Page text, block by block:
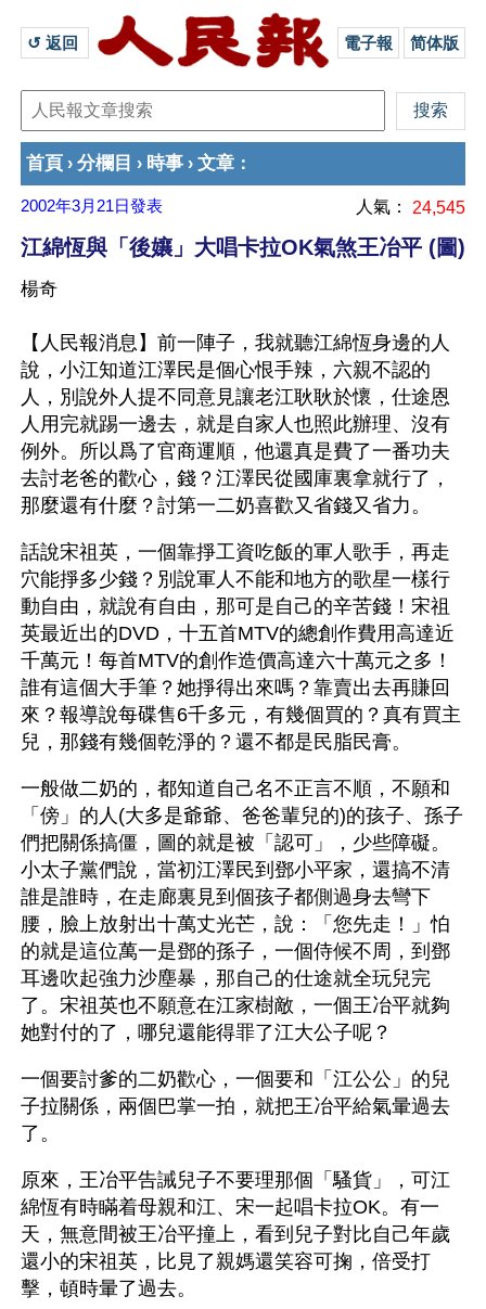
↺ 返回 電子報 简体版
首頁 › 分欄目 › 時事 › 文章 ：
2002年3月21日發表 人氣： 24,545
江綿恆與「後孃」大唱卡拉OK氣煞王冶平 (圖)
楊奇
【人民報消息】前一陣子，我就聽江綿恆身邊的人
說，小江知道江澤民是個心恨手辣，六親不認的
人，別說外人提不同意見讓老江耿耿於懷，仕途恩
人用完就踢一邊去，就是自家人也照此辦理、沒有
例外。所以爲了官商運順，他還真是費了一番功夫
去討老爸的歡心，錢？江澤民從國庫裏拿就行了，
那麼還有什麼？討第一二奶喜歡又省錢又省力。
話說宋祖英，一個靠掙工資吃飯的軍人歌手，再走
穴能掙多少錢？別說軍人不能和地方的歌星一樣行
動自由，就說有自由，那可是自己的辛苦錢！宋祖
英最近出的DVD，十五首MTV的總創作費用高達近
千萬元！每首MTV的創作造價高達六十萬元之多！
誰有這個大手筆？她掙得出來嗎？靠賣出去再賺回
來？報導說每碟售6千多元，有幾個買的？真有買主
兒，那錢有幾個乾淨的？還不都是民脂民膏。
一般做二奶的，都知道自己名不正言不順，不願和
「傍」的人(大多是爺爺、爸爸輩兒的)的孩子、孫子
們把關係搞僵，圖的就是被「認可」，少些障礙。
小太子黨們說，當初江澤民到鄧小平家，還搞不清
誰是誰時，在走廊裏見到個孩子都側過身去彎下
腰，臉上放射出十萬丈光芒，說：「您先走！」怕
的就是這位萬一是鄧的孫子，一個侍候不周，到鄧
耳邊吹起強力沙塵暴，那自己的仕途就全玩兒完
了。宋祖英也不願意在江家樹敵，一個王冶平就夠
她對付的了，哪兒還能得罪了江大公子呢？
一個要討爹的二奶歡心，一個要和「江公公」的兒
子拉關係，兩個巴掌一拍，就把王冶平給氣暈過去
了。
原來，王冶平告誡兒子不要理那個「騷貨」，可江
綿恆有時瞞着母親和江、宋一起唱卡拉OK。有一
天，無意間被王冶平撞上，看到兒子對比自己年歲
還小的宋祖英，比見了親媽還笑容可掬，倍受打
擊，頓時暈了過去。